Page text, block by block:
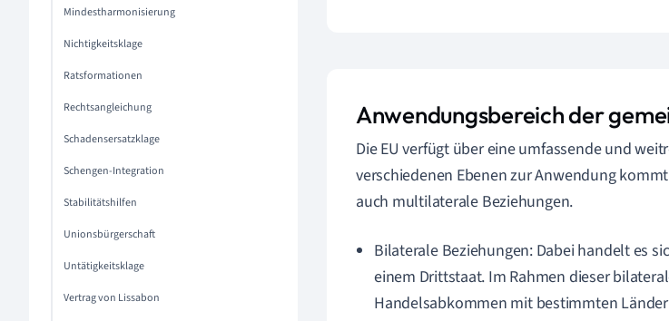
Mindestharmonisierung
Nichtigkeitsklage
Ratsformationen
Rechtsangleichung
Schadensersatzklage
Schengen-Integration
Stabilitätshilfen
Unionsbürgerschaft
Untätigkeitsklage
Vertrag von Lissabon
Anwendungsbereich der
Die EU verfügt über eine umfassende und
verschiedenen Ebenen zur Anwendung
auch multilaterale Beziehungen.
Bilaterale Beziehungen: Dabei handelt es
einem Drittstaat. Im Rahmen dieser
Handelsabkommen mit bestimmten